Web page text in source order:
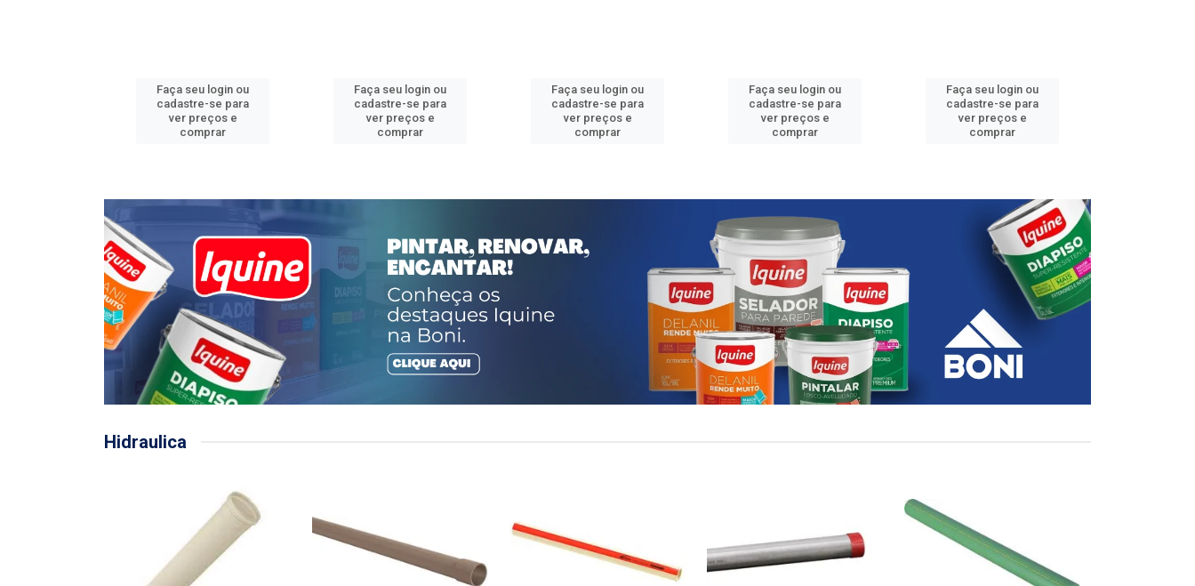
Faça seu login ou
cadastre-se para
ver preços e
comprar
Faça seu login ou
cadastre-se para
ver preços e
comprar
Faça seu login ou
cadastre-se para
ver preços e
comprar
Faça seu login ou
cadastre-se para
ver preços e
comprar
Faça seu login ou
cadastre-se para
ver preços e
comprar
Hidraulica